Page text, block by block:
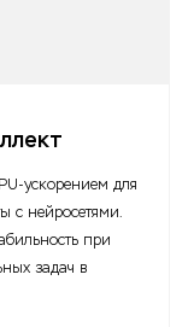
ускорением для
с нейросетями.
при
задач в